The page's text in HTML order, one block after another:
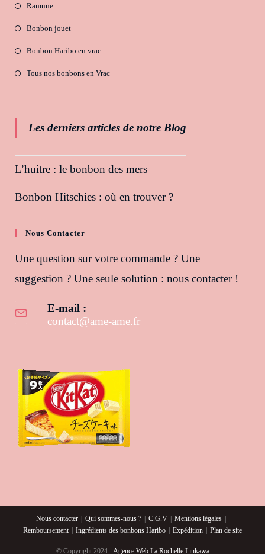
Ramune
Bonbon jouet
Bonbon Haribo en vrac
Tous nos bonbons en Vrac
Les derniers articles de notre Blog
L’huitre : le bonbon des mers
Bonbon Hitschies : où en trouver ?
Nous Contacter
Une question sur votre commande ? Une
suggestion ? Une seule solution : nous contacter !
E-mail :
contact@ame-ame.frS’ouvre dans votre application
Nous contacter Qui sommes-nous ? C.G.V
Mentions légales
Remboursement
Ingrédients des bonbons Haribo Expédition Plan de site
© Copyright 2024 - Agence Web La Rochelle Linkawa